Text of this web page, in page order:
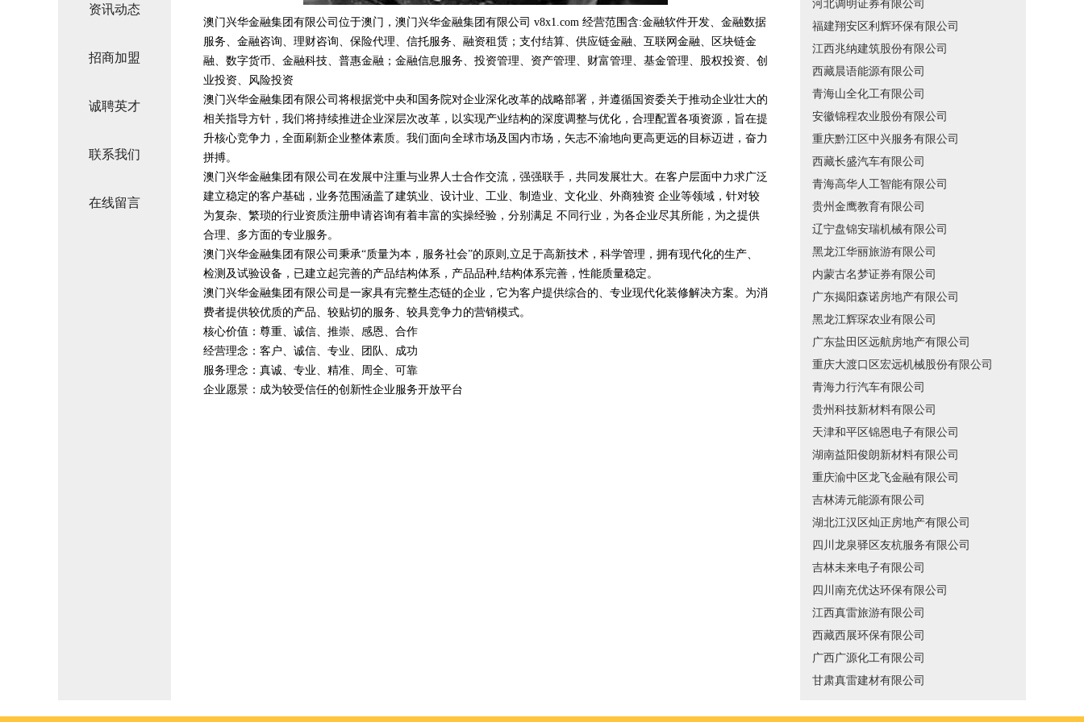
资讯动态
招商加盟
诚聘英才
联系我们
在线留言
澳门兴华金融集团有限公司位于澳门，澳门兴华金融集团有限公司 v8x1.com 经营范围含:金融软件开发、金融数据
服务、金融咨询、理财咨询、保险代理、信托服务、融资租赁；支付结算、供应链金融、互联网金融、区块链金
融、数字货币、金融科技、普惠金融；金融信息服务、投资管理、资产管理、财富管理、基金管理、股权投资、创
业投资、风险投资
澳门兴华金融集团有限公司将根据党中央和国务院对企业深化改革的战略部署，并遵循国资委关于推动企业壮大的
相关指导方针，我们将持续推进企业深层次改革，以实现产业结构的深度调整与优化，合理配置各项资源，旨在提
升核心竞争力，全面刷新企业整体素质。我们面向全球市场及国内市场，矢志不渝地向更高更远的目标迈进，奋力
拼搏。
澳门兴华金融集团有限公司在发展中注重与业界人士合作交流，强强联手，共同发展壮大。在客户层面中力求广泛
建立稳定的客户基础，业务范围涵盖了建筑业、设计业、工业、制造业、文化业、外商独资 企业等领域，针对较
为复杂、繁琐的行业资质注册申请咨询有着丰富的实操经验，分别满足 不同行业，为各企业尽其所能，为之提供
合理、多方面的专业服务。
澳门兴华金融集团有限公司秉承“质量为本，服务社会”的原则,立足于高新技术，科学管理，拥有现代化的生产、
检测及试验设备，已建立起完善的产品结构体系，产品品种,结构体系完善，性能质量稳定。
澳门兴华金融集团有限公司是一家具有完整生态链的企业，它为客户提供综合的、专业现代化装修解决方案。为消
费者提供较优质的产品、较贴切的服务、较具竞争力的营销模式。
核心价值：尊重、诚信、推崇、感恩、合作
经营理念：客户、诚信、专业、团队、成功
服务理念：真诚、专业、精准、周全、可靠
企业愿景：成为较受信任的创新性企业服务开放平台
河北调明证券有限公司
福建翔安区利辉环保有限公司
江西兆纳建筑股份有限公司
西藏晨语能源有限公司
青海山全化工有限公司
安徽锦程农业股份有限公司
重庆黔江区中兴服务有限公司
西藏长盛汽车有限公司
青海高华人工智能有限公司
贵州金鹰教育有限公司
辽宁盘锦安瑞机械有限公司
黑龙江华丽旅游有限公司
内蒙古名梦证券有限公司
广东揭阳森诺房地产有限公司
黑龙江辉琛农业有限公司
广东盐田区远航房地产有限公司
重庆大渡口区宏远机械股份有限公司
青海力行汽车有限公司
贵州科技新材料有限公司
天津和平区锦恩电子有限公司
湖南益阳俊朗新材料有限公司
重庆渝中区龙飞金融有限公司
吉林涛元能源有限公司
湖北江汉区灿正房地产有限公司
四川龙泉驿区友杭服务有限公司
吉林未来电子有限公司
四川南充优达环保有限公司
江西真雷旅游有限公司
西藏西展环保有限公司
广西广源化工有限公司
甘肃真雷建材有限公司